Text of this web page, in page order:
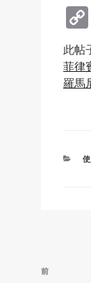
此帖
菲律
羅馬
分
文
上
前